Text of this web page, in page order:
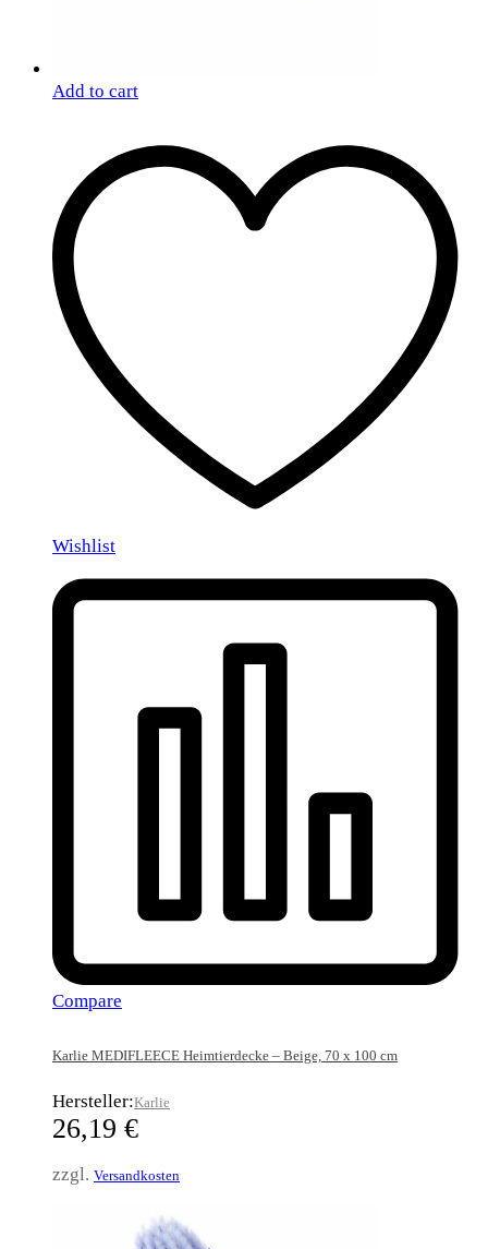
Add to cart
Wishlist
Compare
Karlie MEDIFLEECE Heimtierdecke – Beige, 70 x 100 cm
Hersteller:Karlie
26,19 €
zzgl. Versandkosten